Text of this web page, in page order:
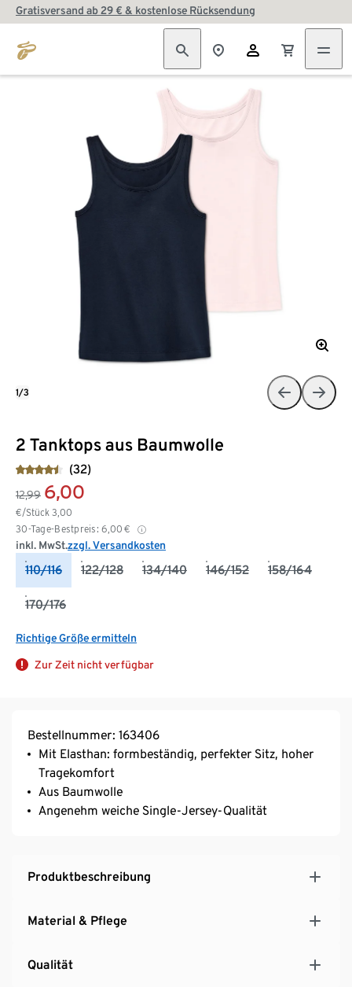
Gratisversand ab 29 € & kostenlose Rücksendung
2 Tanktops aus Baumwolle
(32)
12,99 6,00
€/Stück 3,00
30-Tage-Bestpreis: 6,00 €
inkl. MwSt.zzgl. Versandkosten
110/116 122/128 134/140 146/152 158/164
170/176
Richtige Größe ermitteln
Zur Zeit nicht verfügbar
1/3
Bestellnummer: 163406
Mit Elasthan: formbeständig, perfekter Sitz, hoher
Tragekomfort
Aus Baumwolle
Angenehm weiche Single-Jersey-Qualität
Produktbeschreibung
Material & Pflege
Qualität